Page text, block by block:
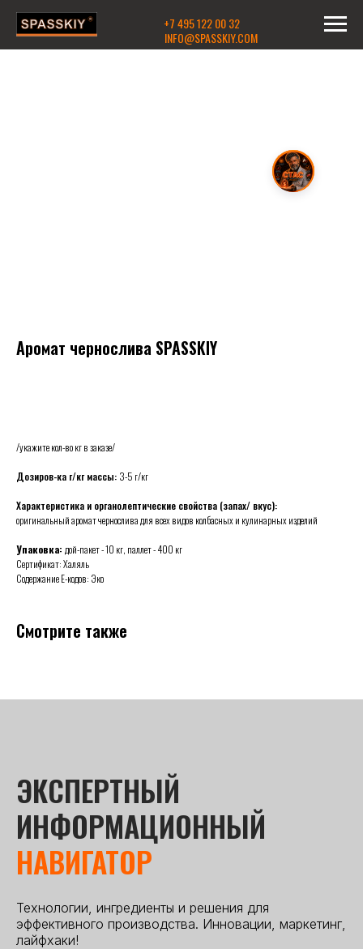
INFO@SPASSKIY.COM
+7 495 122 00 32
Аромат чернослива SPASSKIY
/укажите кол-во кг в заказе/
Дозиров-ка г/кг массы: 3-5 г/кг
Характеристика и органолептические свойства (запах/ вкус):
оригинальный аромат чернослива для всех видов колбасных и кулинарных изделий
Упаковка: дой-пакет - 10 кг, паллет - 400 кг
Сертификат: Халяль
Содержание Е-кодов: Эко
Смотрите также
ЭКСПЕРТНЫЙ
ИНФОРМАЦИОННЫЙ
НАВИГАТОР
Технологии, ингредиенты и решения для
эффективного производства. Инновации, маркетинг,
лайфхаки!